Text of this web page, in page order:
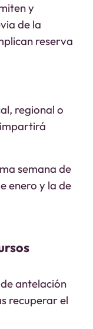
y
de la
reserva
regional o
semana de
enero y la de
antelación
recuperar el